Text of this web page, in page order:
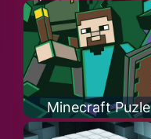
Minecraft Puzle